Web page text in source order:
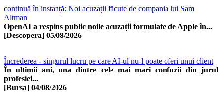
continuă în instanță: Noi acuzații făcute de compania lui Sam
Altman
OpenAI a respins public noile acuzații formulate de Apple în...
[Descopera] 05/08/2026
Încrederea - singurul lucru pe care AI-ul nu-l poate oferi unui client
În ultimii ani, una dintre cele mai mari confuzii din jurul
profesiei...
[Bursa] 04/08/2026